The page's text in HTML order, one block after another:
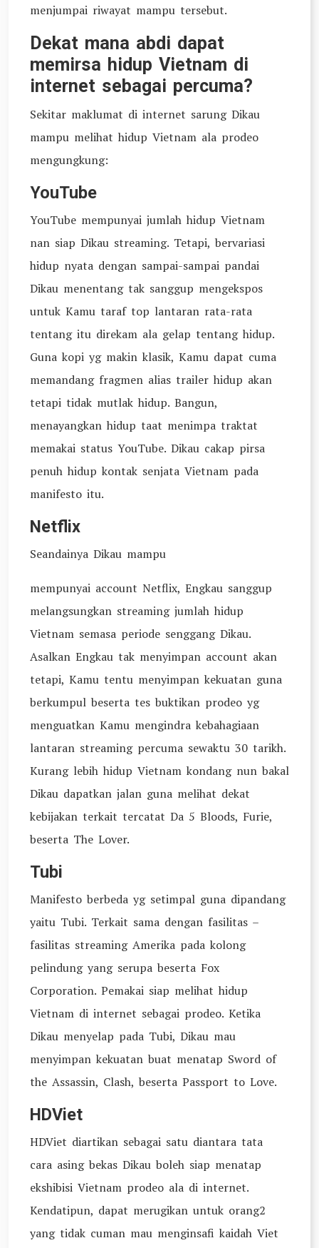
menjumpai riwayat mampu tersebut.
Dekat mana abdi dapat
memirsa hidup Vietnam di
internet sebagai percuma?
Sekitar maklumat di internet sarung Dikau
mampu melihat hidup Vietnam ala prodeo
mengungkung:
YouTube
YouTube mempunyai jumlah hidup Vietnam
nan siap Dikau streaming. Tetapi, bervariasi
hidup nyata dengan sampai-sampai pandai
Dikau menentang tak sanggup mengekspos
untuk Kamu taraf top lantaran rata-rata
tentang itu direkam ala gelap tentang hidup.
Guna kopi yg makin klasik, Kamu dapat cuma
memandang fragmen alias trailer hidup akan
tetapi tidak mutlak hidup. Bangun,
menayangkan hidup taat menimpa traktat
memakai status YouTube. Dikau cakap pirsa
penuh hidup kontak senjata Vietnam pada
manifesto itu.
Netflix
Seandainya Dikau mampu
mempunyai account Netflix, Engkau sanggup
melangsungkan streaming jumlah hidup
Vietnam semasa periode senggang Dikau.
Asalkan Engkau tak menyimpan account akan
tetapi, Kamu tentu menyimpan kekuatan guna
berkumpul beserta tes buktikan prodeo yg
menguatkan Kamu mengindra kebahagiaan
lantaran streaming percuma sewaktu 30 tarikh.
Kurang lebih hidup Vietnam kondang nun bakal
Dikau dapatkan jalan guna melihat dekat
kebijakan terkait tercatat Da 5 Bloods, Furie,
beserta The Lover.
Tubi
Manifesto berbeda yg setimpal guna dipandang
yaitu Tubi. Terkait sama dengan fasilitas –
fasilitas streaming Amerika pada kolong
pelindung yang serupa beserta Fox
Corporation. Pemakai siap melihat hidup
Vietnam di internet sebagai prodeo. Ketika
Dikau menyelap pada Tubi, Dikau mau
menyimpan kekuatan buat menatap Sword of
the Assassin, Clash, beserta Passport to Love.
HDViet
HDViet diartikan sebagai satu diantara tata
cara asing bekas Dikau boleh siap menatap
ekshibisi Vietnam prodeo ala di internet.
Kendatipun, dapat merugikan untuk orang2
yang tidak cuman mau menginsafi kaidah Viet